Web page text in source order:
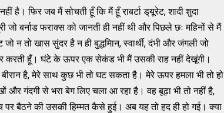
है। फिर जब मैं सोचती हूँ कि मैं हूँ राबर्टा ड्‌यूरेट, शादी शुदा
बर्नाड फराक्स को जानती ही नहीं थी और पिछले छः महिनों से मैं
न तो खास सुंदर है न ही बुद्धमिान, स्वार्थी, दंभी और जंगली जो
करती हूँ। घंटे के ऊपर एक सेकंड भी मैं उसकी राह नहीं देखूंगी।
बीरान है, मेरे साथ कुछ भी तो घट सकता है। मेरे ऊपर हमला भी तो हो
गंदगी से भरा बेग लिए चला आ रहा है। वह बूढ़ा भी तो नहीं है,
पर बैठने की उसकी हिम्मत कैसे हुई। अब यह तो हद ही हो गई। क्या